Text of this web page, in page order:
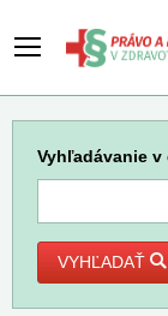
Vyhľadávanie v
VYHĽADAŤ